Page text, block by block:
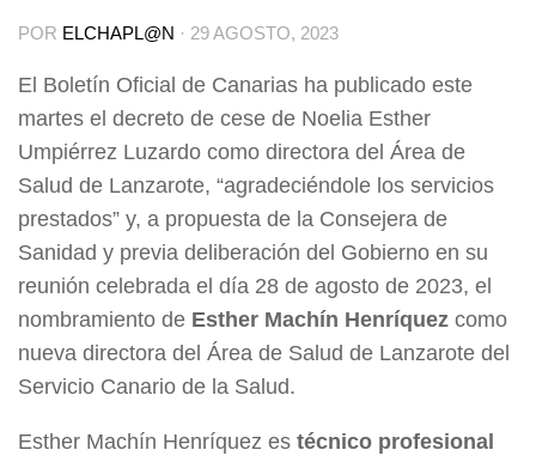
POR ELCHAPL@N · 29 AGOSTO, 2023
El Boletín Oficial de Canarias ha publicado este
martes el decreto de cese de Noelia Esther
Umpiérrez Luzardo como directora del Área de
Salud de Lanzarote, “agradeciéndole los servicios
prestados” y, a propuesta de la Consejera de
Sanidad y previa deliberación del Gobierno en su
reunión celebrada el día 28 de agosto de 2023, el
nombramiento de Esther Machín Henríquez como
nueva directora del Área de Salud de Lanzarote del
Servicio Canario de la Salud.
Esther Machín Henríquez es técnico profesional